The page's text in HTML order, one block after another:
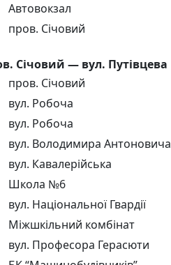
Автовокзал
пров. Січовий
Січовий — вул. Путівцева
пров. Січовий
вул. Робоча
вул. Робоча
вул. Володимира Антоновича
вул. Кавалерійська
Школа №6
вул. Національної Гвардії
Міжшкільний комбінат
вул. Професора Герасюти